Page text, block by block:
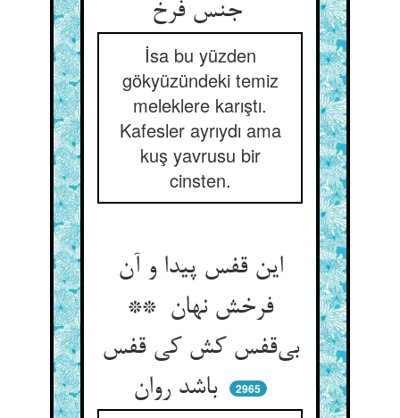
جنس فرخ
İsa bu yüzden
gökyüzündeki temiz
meleklere karıştı.
Kafesler ayrıydı ama
kuş yavrusu bir
cinsten.
این قفس پیدا و آن
فرخش نهان **
بی‌قفس کش کی قفس
باشد روان
2965